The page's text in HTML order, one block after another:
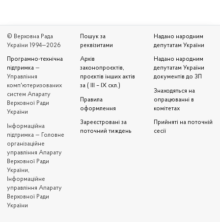
© Верховна Рада
України 1994—2026
Програмно-технічна
підтримка —
Управління
комп'ютеризованих
систем Апарату
Верховної Ради
України
Iнформаційна
підтримка — Головне
організаційне
управління Апарату
Верховної Ради
України,
Інформаційне
управління Апарату
Верховної Ради
України
Пошук за
реквізитами
Архів
законопроєктів,
проєктів інших актів
за ( III – IX скл.)
Правила
оформлення
Зареєстровані за
поточний тиждень
Надано народним
депутатам України
Надано народним
депутатам України
документів до ЗП
Знаходяться на
опрацюванні в
комітетах
Прийняті на поточній
сесії